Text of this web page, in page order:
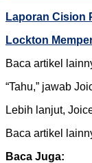
Laporan Cision
Lockton
Baca artikel
“Tahu,” jawab
Lebih lanjut,
Baca artikel
Baca Juga: